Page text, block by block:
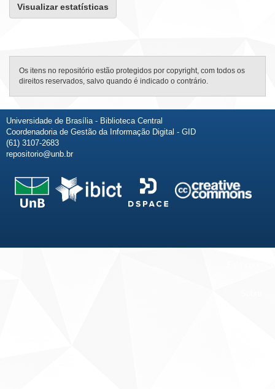
Visualizar estatísticas
Os itens no repositório estão protegidos por copyright, com todos os
direitos reservados, salvo quando é indicado o contrário.
Universidade de Brasília - Biblioteca Central
Coordenadoria de Gestão da Informação Digital - GID
(61) 3107-2683
repositorio@unb.br